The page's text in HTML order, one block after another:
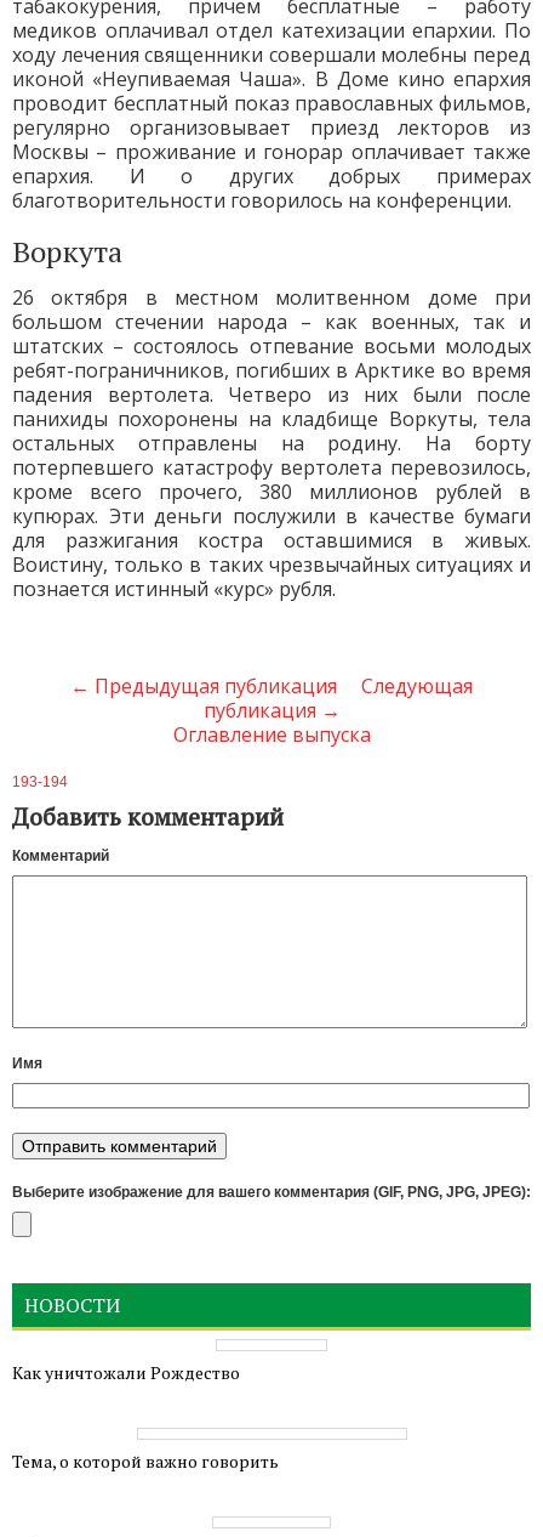
табакокурения, причем бесплатные – работу
медиков оплачивал отдел катехизации епархии. По
ходу лечения священники совершали молебны перед
иконой «Неупиваемая Чаша». В Доме кино епархия
проводит бесплатный показ православных фильмов,
регулярно организовывает приезд лекторов из
Москвы – проживание и гонорар оплачивает также
епархия. И о других добрых примерах
благотворительности говорилось на конференции.
Воркута
26 октября в местном молитвенном доме при
большом стечении народа – как военных, так и
штатских – состоялось отпевание восьми молодых
ребят-пограничников, погибших в Арктике во время
падения вертолета. Четверо из них были после
панихиды похоронены на кладбище Воркуты, тела
остальных отправлены на родину. На борту
потерпевшего катастрофу вертолета перевозилось,
кроме всего прочего, 380 миллионов рублей в
купюрах. Эти деньги послужили в качестве бумаги
для разжигания костра оставшимися в живых.
Воистину, только в таких чрезвычайных ситуациях и
познается истинный «курс» рубля.
← Предыдущая публикация
Следующая
публикация →
Оглавление выпуска
193-194
Добавить комментарий
Комментарий
Имя
Выберите изображение для вашего комментария (GIF, PNG, JPG, JPEG):
НОВОСТИ
Как уничтожали Рождество
Тема, о которой важно говорить